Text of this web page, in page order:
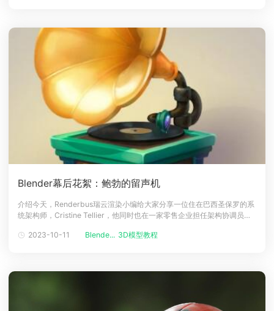
Blender幕后花絮：鲍勃的留声机
介绍今天，Renderbus瑞云渲染小编给大家分享一位住在巴西圣保罗的系
统架构师，Cristine Tellier，他同时也在一家零售企业担任架构协调员的
时发现了 3D 建模，并开始喜欢上了它，同时他也发现了他具有这方面的
2023-10-11 Blende... 3D模型教程